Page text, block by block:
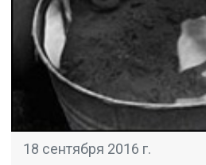
18 сентября 2016 г.